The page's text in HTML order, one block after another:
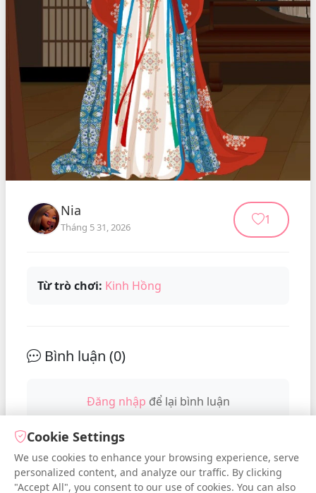
Nia
Tháng 5 31, 2026 1
Từ trò chơi: Kinh Hồng
Bình luận (0)
Đăng nhập để lại bình luận
No comments yet. Be the first to
comment!
Cookie Settings
We use cookies to enhance your browsing experience, serve
personalized content, and analyze our traffic. By clicking
"Accept All", you consent to our use of cookies. You can also